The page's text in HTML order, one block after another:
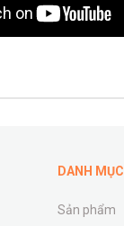
DANH MỤC
Sản phẩm